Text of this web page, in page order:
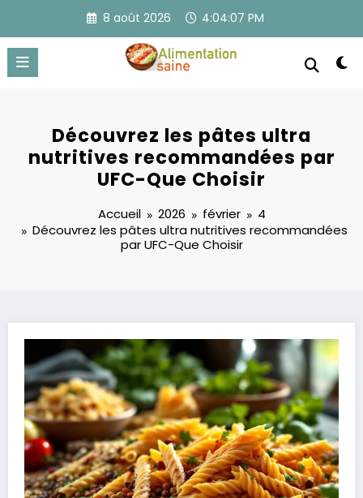
contenu
8 août 2026 4:04:07 PM
Découvrez les pâtes ultra
nutritives recommandées par
UFC-Que Choisir
Accueil 2026 février
4
Découvrez les pâtes ultra nutritives recommandées
par UFC-Que Choisir